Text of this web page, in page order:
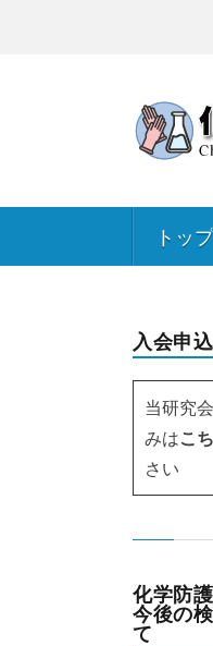
トップ
入会申
当研究
みはこ
さい
化学防
今後の
て